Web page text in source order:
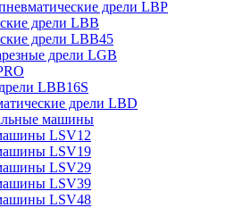
дрели LBP
дрели LBB
дрели LBB45
дрели LGB
LBB16S
дрели LBD
машины
LSV12
LSV19
LSV29
LSV39
LSV48